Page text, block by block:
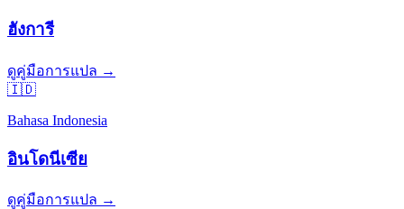
ฮังการี
ดูคู่มือการแปล →
🇮🇩
Bahasa Indonesia
อินโดนีเซีย
ดูคู่มือการแปล →